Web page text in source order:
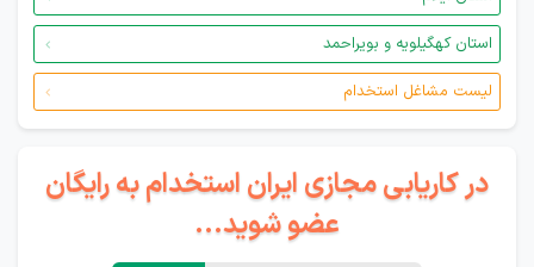
استان کهگیلویه و بویراحمد
لیست مشاغل استخدام
در کاریابی مجازی ایران استخدام به رایگان
عضو شوید...